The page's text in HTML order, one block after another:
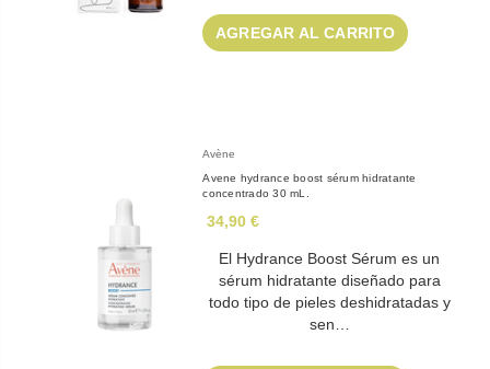
AGREGAR AL CARRITO
Avène
Avene hydrance boost sérum hidratante
concentrado 30 mL.
34,90 €
El Hydrance Boost Sérum es un
sérum hidratante diseñado para
todo tipo de pieles deshidratadas y
sen…